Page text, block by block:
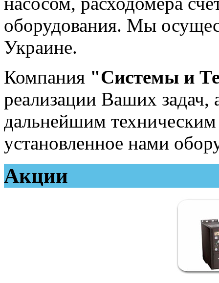
оборудования. Мы
Украине.
Компания "Системы и
реализации Ваших задач,
дальнейшим
установленное нами
Акции